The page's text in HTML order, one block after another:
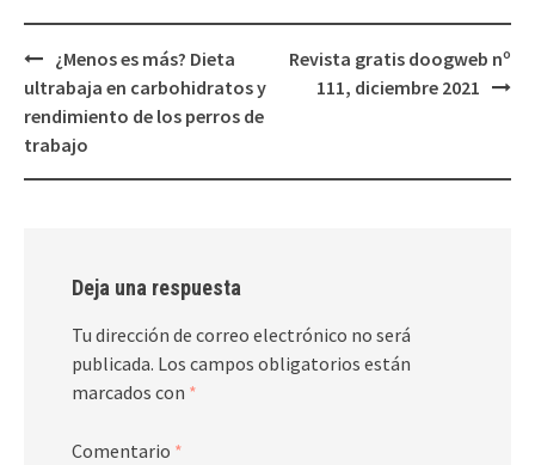
Navegación
de
entradas
¿Menos es más? Dieta
ultrabaja en carbohidratos y
rendimiento de los perros de
trabajo
Revista gratis doogweb nº
111, diciembre 2021
Deja una respuesta
Tu dirección de correo electrónico no será
publicada. Los campos obligatorios están
marcados con *
Comentario *